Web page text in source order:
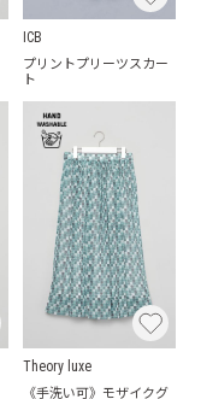
ICB
プリントプリーツスカー
ト
Theory luxe
《手洗い可》モザイクグ